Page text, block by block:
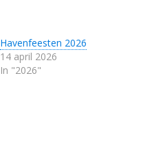
Havenfeesten 2026
14 april 2026
In "2026"